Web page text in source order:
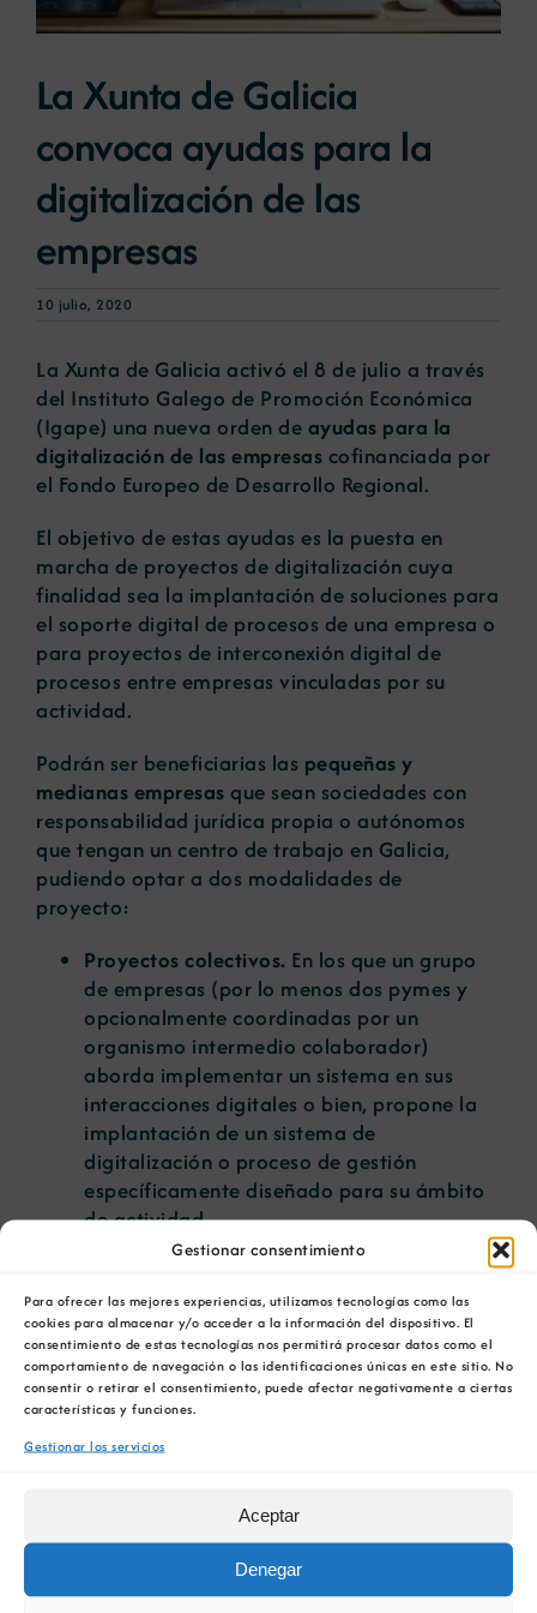
Gestionar consentimiento
Para ofrecer las mejores experiencias, utilizamos tecnologías como las
cookies para almacenar y/o acceder a la información del dispositivo. El
consentimiento de estas tecnologías nos permitirá procesar datos como el
comportamiento de navegación o las identificaciones únicas en este sitio. No
consentir o retirar el consentimiento, puede afectar negativamente a ciertas
características y funciones.
Gestionar los servicios
Aceptar
Denegar
Portal de empleo
Contacto
La Xunta de Galicia
convoca ayudas para la
digitalización de las
empresas
10 julio, 2020
La Xunta de Galicia activó el 8 de julio a través
del Instituto Galego de Promoción Económica
(Igape) una nueva orden de ayudas para la
digitalización de las empresas cofinanciada por
el Fondo Europeo de Desarrollo Regional.
El objetivo de estas ayudas es la puesta en
marcha de proyectos de digitalización cuya
finalidad sea la implantación de soluciones para
el soporte digital de procesos de una empresa o
para proyectos de interconexión digital de
procesos entre empresas vinculadas por su
actividad.
Podrán ser beneficiarias las pequeñas y
medianas empresas que sean sociedades con
responsabilidad jurídica propia o autónomos
que tengan un centro de trabajo en Galicia,
pudiendo optar a dos modalidades de
proyecto:
Proyectos colectivos. En los que un grupo
de empresas (por lo menos dos pymes y
opcionalmente coordinadas por un
organismo intermedio colaborador)
aborda implementar un sistema en sus
interacciones digitales o bien, propone la
implantación de un sistema de
digitalización o proceso de gestión
específicamente diseñado para su ámbito
de actividad.
Proyectos individuales.En los que una
tipologías de proyectos: desarrollo o
implantación de una interfaz para sus
interacciones de negocio, implementación
de sistemas encaminados a la
digitalización de procesos concretos o
gestión integral (ERP, CRM, o similares), o
Se trata de subvenciones a fondo perdido
régimen de concurrencia
teniendo los proyectos colectivos